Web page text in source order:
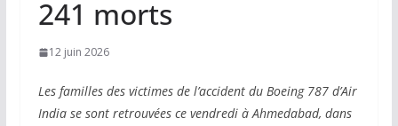
241 morts
12 juin 2026
Les familles des victimes de l’accident du Boeing 787 d’Air
India se sont retrouvées ce vendredi à Ahmedabad, dans